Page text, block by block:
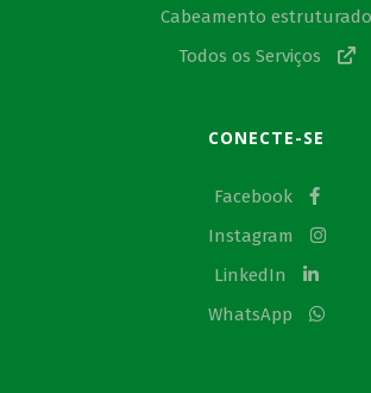
Cabeamento estruturado
Todos os Serviços
CONECTE-SE
Facebook
Instagram
LinkedIn
WhatsApp